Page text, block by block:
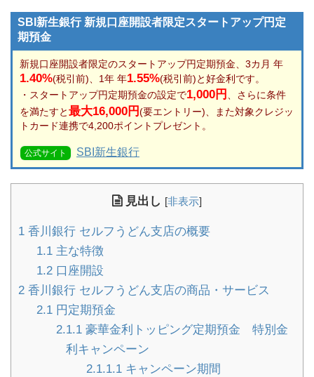
SBI新生銀行 新規口座開設者限定スタートアップ円定
期預金
新規口座開設者限定のスタートアップ円定期預金、3カ月 年
1.40%(税引前)、1年 年1.55%(税引前)と好金利です。
・スタートアップ円定期預金の設定で1,000円
、さらに条件
を満たすと最大16,000円(要エントリー)、また対象クレジッ
トカード連携で4,200ポイントプレゼント。
公式サイト SBI新生銀行
見出し [非表示]
1 香川銀行 セルフうどん支店の概要
1.1主な特徴
1.2口座開設
2 香川銀行 セルフうどん支店の商品・サービス
2.1円定期預金
2.1.1 豪華金利トッピング定期預金 特別金
利キャンペーン
2.1.1.1キャンペーン期間